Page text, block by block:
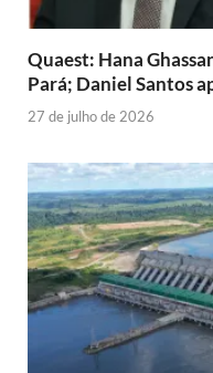
Quaest: Hana
Pará; Daniel Santos
27 de julho de 2026